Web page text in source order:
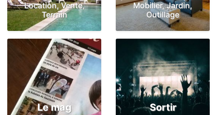
Location, Vente,
Terrain
Mobilier, Jardin,
Outillage
Le mag Sortir